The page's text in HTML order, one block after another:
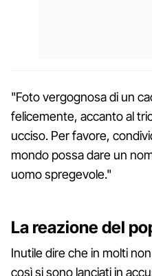
"Foto vergognosa di un
felicemente, accanto al
ucciso. Per favore,
mondo possa dare un
uomo spregevole."
La reazione del
Inutile dire che in molti
così si sono lanciati in